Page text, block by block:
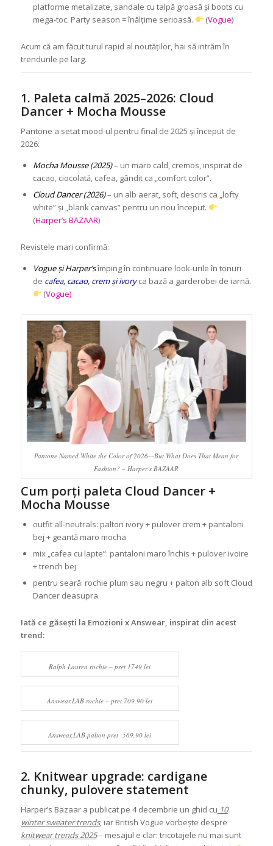
platforme metalizate, sandale cu talpă groasă și boots cu
mega-toc. Party season = înălțime serioasă.
(Vogue)
Acum că am făcut turul rapid al noutăților, hai să intrăm în
trendurile pe larg.
1. Paleta calmă 2025–2026: Cloud
Dancer + Mocha Mousse
Pantone a setat mood-ul pentru final de 2025 și început de
2026:
Mocha Mousse (2025)– un maro cald, cremos, inspirat de
cacao, ciocolată, cafea, gândit ca „comfort color”.
Cloud Dancer (2026)– un alb aerat, soft, descris ca „lofty
white” și „blank canvas” pentru un nou început.
(Harper’s BAZAAR)
Revistele mari confirmă:
Vogue și Harper’sîmping în continuare look-urile în tonuri
de cafea, cacao, crem și ivoryca bază a garderobei de iarnă.
(Vogue)
Pantone Named White the Color of 2026—But What Does That Mean for
Fashion? – Harper’s BAZAAR
Cum porți paleta Cloud Dancer +
Mocha Mousse
outfit all-neutrals: palton ivory + pulover crem + pantaloni
bej + geantă maro mocha
mix „cafea cu lapte”: pantaloni maro închis + pulover ivoire
+ trench bej
pentru seară: rochie plum sau negru + palton alb soft Cloud
Dancer deasupra
Iată ce găsești la Emozioni x Answear, inspirat din acest
trend:
Ralph Lauren rochie – pret 1749 lei
Answear.LAB rochie – pret 709,90 lei
Answear.LAB palton pret -569,90 lei
2. Knitwear upgrade: cardigane
chunky, pulovere statement
Harper’s Bazaar a publicat pe 4 decembrie un ghid cu 10
winter sweater trends, iar British Vogue vorbește despre
knitwear trends 2025– mesajul e clar: tricotajele nu mai sunt